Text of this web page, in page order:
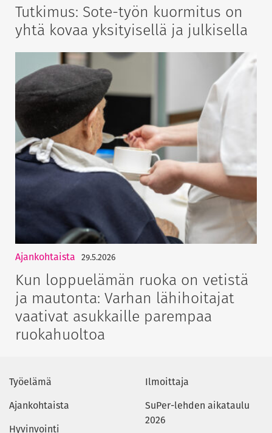
Tutkimus: Sote-työn kuormitus on
yhtä kovaa yksityisellä ja julkisella
Ajankohtaista 29.5.2026
Kun loppuelämän ruoka on vetistä
ja mautonta: Varhan lähihoitajat
vaativat asukkaille parempaa
ruokahuoltoa
Työelämä
Ajankohtaista
Hyvinvointi
Ilmoittaja
SuPer-lehden aikataulu
2026